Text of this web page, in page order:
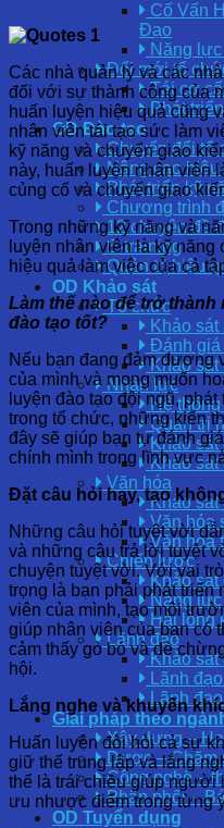
Cố Vấn
Đạo
Năng
Đổi mới tổ
Tái cơ
Phát
OD Đào tạo
Chuyển đổi tổ
Nâng cao hiệu
Phát triển kỹ
Chương trình
12 chuyên đề
E-training
Quản trị hiệu
OD Khảo sát
Tổ chức
Khảo
Đánh giá
Khảo sát
Nhân lực
Hệ thống
Quản trị
Khảo sát
Khảo sát
Văn hóa
Khảo sát
Văn hóa
Văn hóa
Chiến lược
Khảo sát
Năng lực
Hài lòng
Lãnh đạo
Khảo sát
Lãnh
Lãnh
Giải pháp theo
Xây dựng –
Dược – Chăm
Công nghệ –
Phân phối –
OD Tuyển dụng
Các nhà quản lý và các
đối với sự thành công của
huấn luyện hiệu quả cũng
nhân viên tái tạo sức làm
kỹ năng và chuyển giao
này, huấn luyện nhân viên
củng cố và chuyển giao
Trong những kỹ năng và
luyện nhân viên là kỹ
hiệu quả làm việc của cả
Làm thế nào để trở
đào tạo tốt?
Nếu bạn đang đảm đương
của mình và mong muốn
luyện đào tạo đội ngũ,
trong tổ chức, những kiến
đây sẽ giúp bạn tự đánh
chính mình trong lĩnh vực
Đặt câu hỏi hay, tạo
Những câu hỏi tuyệt vời
và những câu trả lời tuyệt
chuyện tuyệt vời. Với vai
trọng là bạn phải phát triển
viên của mình, tạo môi
giúp nhân viên của bạn có
cảm thấy gò bó và dè
hội.
Lắng nghe và khuyến
Huấn luyện đòi hỏi cả sự
giữ thế trung lập và lắng
thể là trái chiều giúp người
ưu nhược điểm trong từng